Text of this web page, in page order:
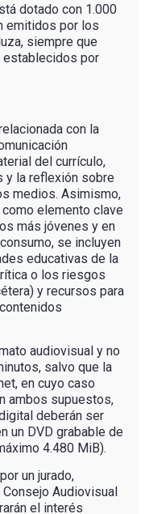
dotado con 1.000
emitidos por los
siempre que
establecidos por
con la
del currículo,
y la reflexión sobre
medios. Asimismo,
elemento clave
más jóvenes y en
se incluyen
educativas de la
o los riesgos
y recursos para
audiovisual y no
salvo que la
en cuyo caso
ambos supuestos,
deberán ser
un DVD grabable de
4.480 MiB).
un jurado,
Audiovisual
el interés